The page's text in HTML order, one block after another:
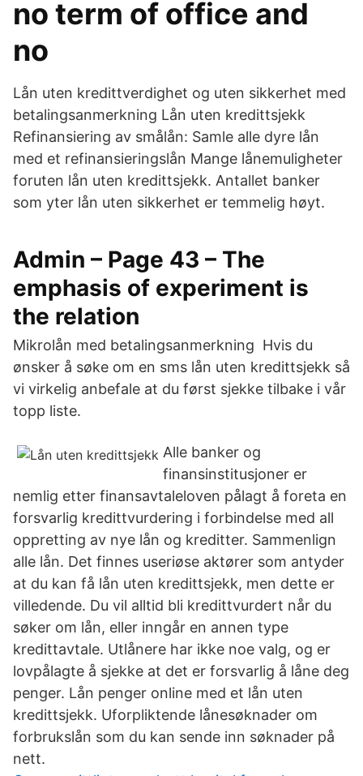
no term of office and
no
Lån uten kredittverdighet og uten sikkerhet med
betalingsanmerkning Lån uten kredittsjekk
Refinansiering av smålån: Samle alle dyre lån
med et refinansieringslån Mange lånemuligheter
foruten lån uten kredittsjekk. Antallet banker
som yter lån uten sikkerhet er temmelig høyt.
Admin – Page 43 – The
emphasis of experiment is
the relation
Mikrolån med betalingsanmerkning Hvis du
ønsker å søke om en sms lån uten kredittsjekk så
vi virkelig anbefale at du først sjekke tilbake i vår
topp liste.
Alle banker og
finansinstitusjoner er
nemlig etter finansavtaleloven pålagt å foreta en
forsvarlig kredittvurdering i forbindelse med all
oppretting av nye lån og kreditter. Sammenlign
alle lån. Det finnes useriøse aktører som antyder
at du kan få lån uten kredittsjekk, men dette er
villedende. Du vil alltid bli kredittvurdert når du
søker om lån, eller inngår en annen type
kredittavtale. Utlånere har ikke noe valg, og er
lovpålagte å sjekke at det er forsvarlig å låne deg
penger. Lån penger online med et lån uten
kredittsjekk. Uforpliktende lånesøknader om
forbrukslån som du kan sende inn søknader på
nett.